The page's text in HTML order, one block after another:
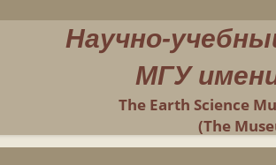
Научно-
МГУ
The Earth Science
(The